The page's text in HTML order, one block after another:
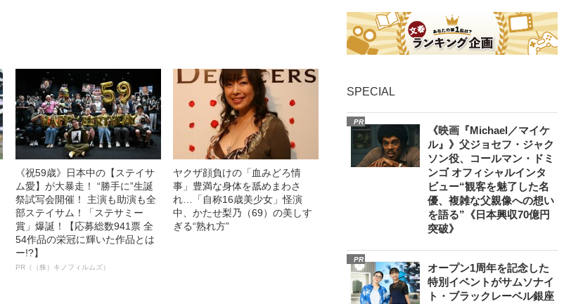
《祝59歳》日本中の【ステイサ
ム愛】が大暴走！ “勝手に”生誕
祭試写会開催！ 主演も助演も全
部ステイサム！「ステサミー
賞」爆誕！【応募総数941票 全
54作品の栄冠に輝いた作品とは
ー!?】
PR（（株）キノフィルムズ）
ヤクザ顔負けの「血みどろ情
事」豊満な身体を舐めまわさ
れ…「自称16歳美少女」怪演
中、かたせ梨乃（69）の美しす
ぎる“熟れ方”
SPECIAL
PR
《映画『Michael／マイケ
ル』》父ジョセフ・ジャク
ソン役、コールマン・ドミ
ンゴ オフィシャルインタ
ビュー“観客を魅了した名
優、複雑な父親像への想い
を語る”《日本興収70億円
突破》
PR
オープン1周年を記念した
特別イベントがサムソナイ
ト・ブラックレーベル銀座